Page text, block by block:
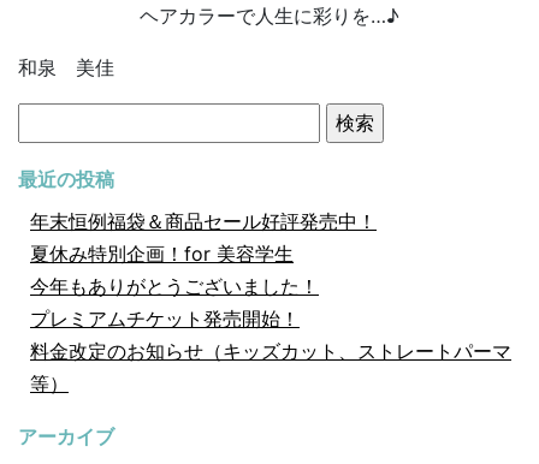
ヘアカラーで人生に彩りを…♪
和泉 美佳
索:
最近の投稿
年末恒例福袋＆商品セール好評発売中！
夏休み特別企画！for 美容学生
今年もありがとうございました！
プレミアムチケット発売開始！
料金改定のお知らせ（キッズカット、ストレートパーマ
等）
アーカイブ